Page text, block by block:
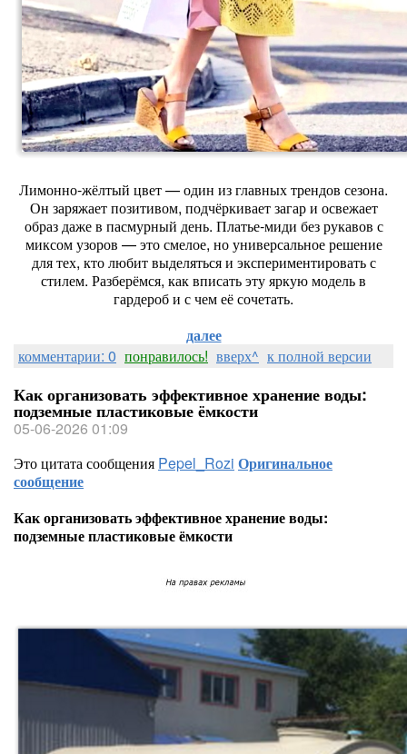
Лимонно‑жёлтый цвет — один из главных трендов сезона.
Он заряжает позитивом, подчёркивает загар и освежает
образ даже в пасмурный день. Платье‑миди без рукавов с
миксом узоров — это смелое, но универсальное решение
для тех, кто любит выделяться и экспериментировать с
стилем. Разберёмся, как вписать эту яркую модель в
гардероб и с чем её сочетать.
далее
комментарии: 0 понравилось! вверх^ к полной версии
Как организовать эффективное хранение воды:
подземные пластиковые ёмкости
05-06-2026 01:09
Это цитата сообщения Pepel_Rozi Оригинальное
сообщение
Как организовать эффективное хранение воды:
подземные пластиковые ёмкости